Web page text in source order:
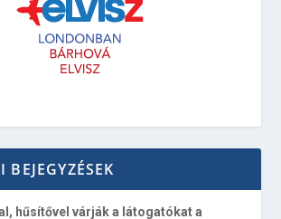
hűsítővel várják a látogatókat a